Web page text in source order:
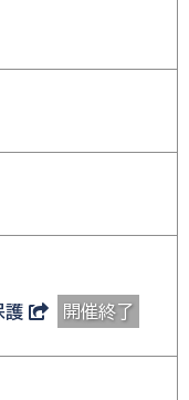
護 開催終了